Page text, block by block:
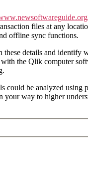
files at any
offline sync functions.
these details and identify
the Qlik computer
could be analyzed using
your way to higher